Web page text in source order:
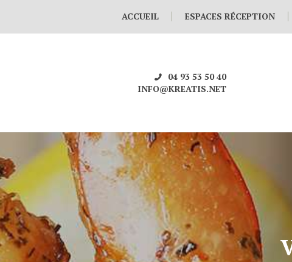
ACCUEIL ESPACES RÉCEPTION
04 93 53 50 40
INFO@KREATIS.NET